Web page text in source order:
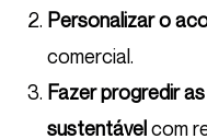
Personalizar o
comercial.
Fazer progredir
sustentávelcom